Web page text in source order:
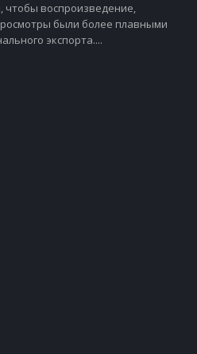
чтобы воспроизведение,
были более плавными
экспорта....